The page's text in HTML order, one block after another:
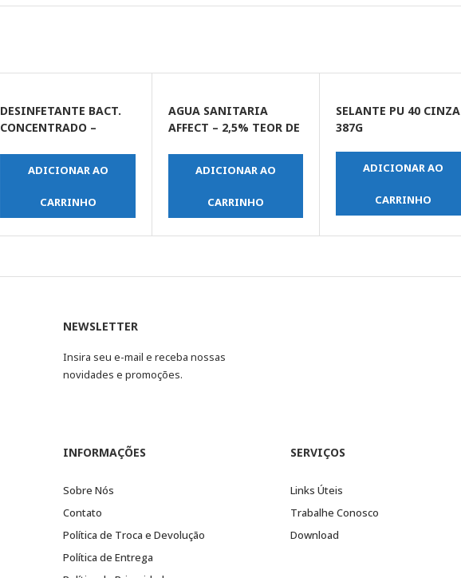
DESINFETANTE BACT.
CONCENTRADO –
ADICIONAR AO
CARRINHO
AGUA SANITARIA
AFFECT – 2,5% TEOR DE
ADICIONAR AO
CARRINHO
SELANTE PU 40
387G
ADICIONAR AO
CARRINHO
NEWSLETTER
Insira seu e-mail e receba nossas
novidades e promoções.
INFORMAÇÕES
Sobre Nós
Contato
Política de Troca e Devolução
Política de Entrega
SERVIÇOS
Links Úteis
Trabalhe Conosco
Download